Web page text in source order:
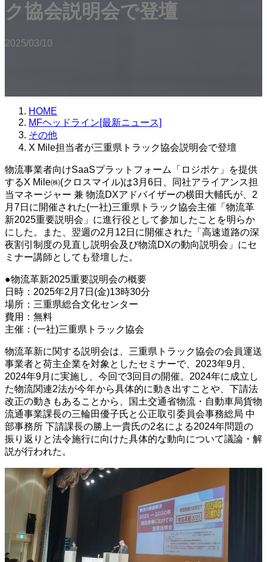
ク協会説明会で登壇
2025/03/10
HOME
MFヘッドライン[最新ニュース]
その他
X Mile担当者が三重県トラック協会説明会で登壇
物流事業者向けSaaSプラットフォーム「ロジポケ」を提供
するX Mile㈱(クロスマイル)は3月6日、同社アライアンス担
当マネージャー 兼 物流DXアドバイザーの横田大輔氏が、2
月7日に開催された(一社)三重県トラック協会主催「物流革
新2025重要説明会」に進行役として参加したことを明らか
にした。また、翌週の2月12日に開催された「高速道路の深
夜割引制度の見直し説明会及び物流DXの動向説明会」にセ
ミナー講師としても登壇した。
●物流革新2025重要説明会の概要
日時：2025年2月7日(金)13時30分
場所：三重県総合文化センター
費用：無料
主催：(一社)三重県トラック協会
物流革新に関する説明会は、三重県トラック協会の会員運送
事業者と荷主企業を対象としたセミナーで、2023年9月、
2024年9月に実施し、今回で3回目の開催。2024年に成立し
た物流関連2法が今年から具体的に動き出すことや、下請法
改正の動きもあることから、国土交通省物流・自動車局貨物
流通事業課長の三輪田優子氏と公正取引委員会事務総局 中
部事務所 下請課長の勝上一貴氏の2名による2024年問題の
振り返りと法令施行に向けた具体的な動向について議論・解
説が行われた。